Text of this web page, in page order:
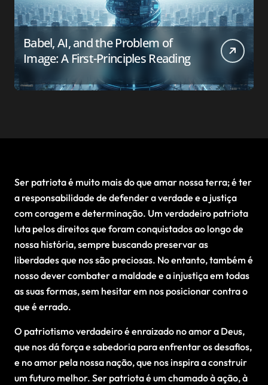
Babel, AI, and the Problem of
Image: A First-Principles Reading
Ser patriota é muito mais do que amar nossa terra; é ter
a responsabilidade de defender a verdade e a justiça
com coragem e determinação. Um verdadeiro patriota
luta pelos direitos que foram conquistados ao longo de
nossa história, sempre buscando preservar as
liberdades que nos são preciosas. No entanto, também é
nosso dever combater a maldade e a injustiça em todas
as suas formas, sem hesitar em nos posicionar contra o
que é errado.
O patriotismo verdadeiro é enraizado no amor a Deus,
que nos dá força e sabedoria para enfrentar os desafios,
e no amor pela nossa nação, que nos inspira a construir
um futuro melhor. Ser patriota é um chamado à ação, à